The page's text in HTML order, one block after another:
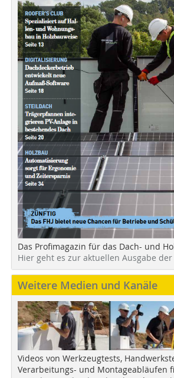
Das Profimagazin für das Dach- und
Hier geht es zur aktuellen Ausgabe
Weitere Medien und Kanäle
Videos von Werkzeugtests,
Verarbeitungs- und Montageabläufen